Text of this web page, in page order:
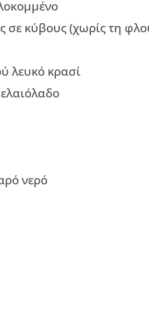
σε κύβους (χωρίς τη
λευκό κρασί
νερό